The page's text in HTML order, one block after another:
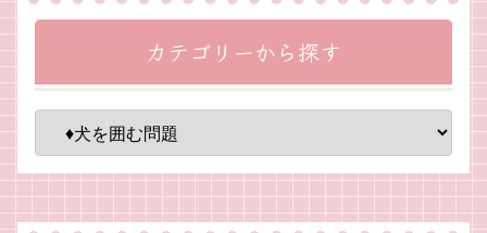
カテゴリーから探す